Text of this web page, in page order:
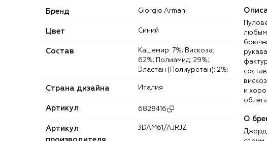
Бренд Giorgio Armani
Цвет Синий
Состав
Кашемир: 7%; Вискоза:
62%; Полиамид: 29%;
Эластан (Полиуретан): 2%;
Страна дизайна Италия
Артикул 6828416
Артикул
3DAM61/AJRJZ
и
О